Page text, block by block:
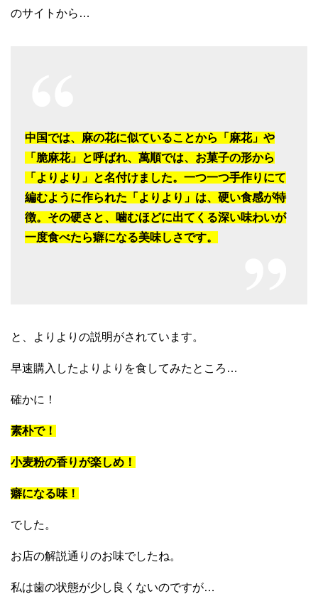
のサイトから…
中国では、麻の花に似ていることから「麻花」や
「脆麻花」と呼ばれ、萬順では、お菓子の形から
「よりより」と名付けました。一つ一つ手作りにて
編むように作られた「よりより」は、硬い食感が特
徴。その硬さと、噛むほどに出てくる深い味わいが
一度食べたら癖になる美味しさです。
と、よりよりの説明がされています。
早速購入したよりよりを食してみたところ…
確かに！
素朴で！
小麦粉の香りが楽しめ！
癖になる味！
でした。
お店の解説通りのお味でしたね。
私は歯の状態が少し良くないのですが…